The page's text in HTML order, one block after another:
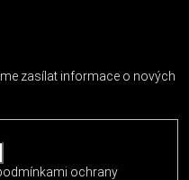
zasílat informace o nových
ochrany